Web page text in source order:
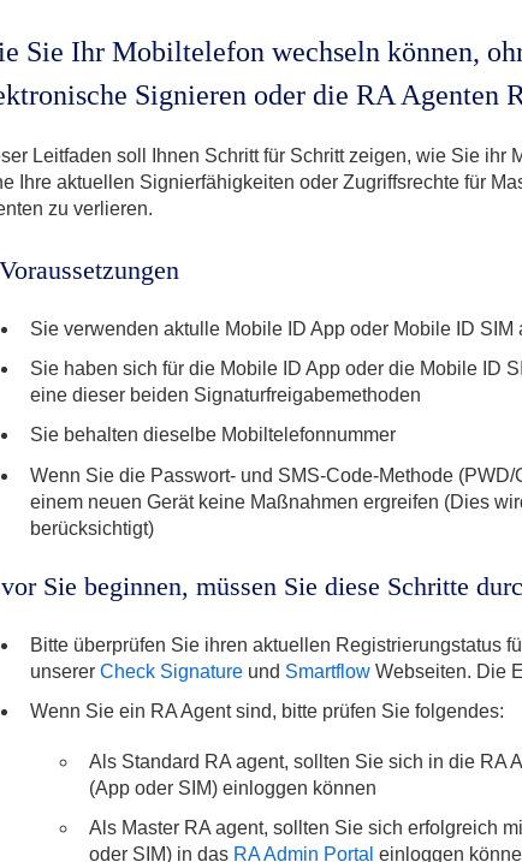
Sie Ihr Mobiltelefon wechseln können,
Signieren oder die RA Agenten
Leitfaden soll Ihnen Schritt für Schritt zeigen, wie Sie ihr
Ihre aktuellen Signierfähigkeiten oder Zugriffsrechte für
zu verlieren.
Sie verwenden aktulle Mobile ID App oder Mobile ID
Sie haben sich für die Mobile ID App oder die Mobile ID
eine dieser beiden Signaturfreigabemethoden
Sie behalten dieselbe Mobiltelefonnummer
Wenn Sie die Passwort- und SMS-Code-Methode
einem neuen Gerät keine Maßnahmen ergreifen (Dies
berücksichtigt)
Sie beginnen, müssen Sie diese Schritte
Bitte überprüfen Sie ihren aktuellen Registrierungstatus
unserer Check Signatureund SmartflowWebseiten. Die
Wenn Sie ein RA Agent sind, bitte prüfen Sie folgendes:
Als Standard RA agent, sollten Sie sich in die RA
(App oder SIM) einloggen können
Als Master RA agent, sollten Sie sich erfolgreich
oder SIM) in das RA Admin Portal einloggen